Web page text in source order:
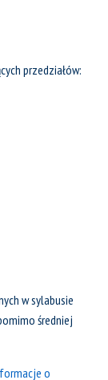
przedziałów:
w sylabusie
średniej
o